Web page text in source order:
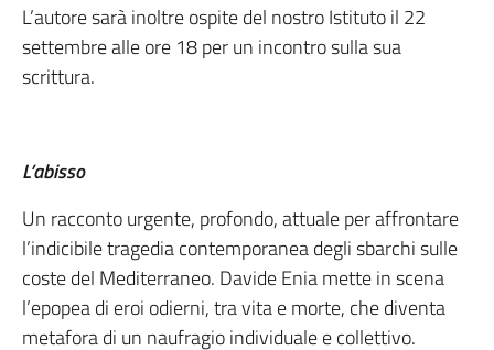
L’autore sarà inoltre ospite del nostro Istituto il 22
settembre alle ore 18 per un incontro sulla sua
scrittura.
L’abisso
Un racconto urgente, profondo, attuale per affrontare
l’indicibile tragedia contemporanea degli sbarchi sulle
coste del Mediterraneo. Davide Enia mette in scena
l’epopea di eroi odierni, tra vita e morte, che diventa
metafora di un naufragio individuale e collettivo.